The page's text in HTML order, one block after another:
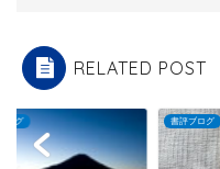
RELATED POST
ログ 書評ブログ